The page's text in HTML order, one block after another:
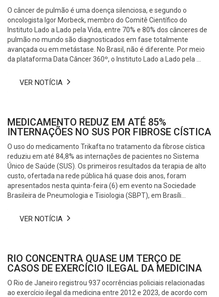
O câncer de pulmão é uma doença silenciosa, e segundo o
oncologista Igor Morbeck, membro do Comitê Científico do
Instituto Lado a Lado pela Vida, entre 70% e 80% dos cânceres de
pulmão no mundo são diagnosticados em fase totalmente
avançada ou em metástase. No Brasil, não é diferente. Por meio
da plataforma Data Câncer 360º, o Instituto Lado a Lado pela ...
VER NOTÍCIA
MEDICAMENTO REDUZ EM ATÉ 85%
INTERNAÇÕES NO SUS POR FIBROSE CÍSTICA
O uso do medicamento Trikafta no tratamento da fibrose cística
reduziu em até 84,8% as internações de pacientes no Sistema
Único de Saúde (SUS). Os primeiros resultados da terapia de alto
custo, ofertada na rede pública há quase dois anos, foram
apresentados nesta quinta-feira (6) em evento na Sociedade
Brasileira de Pneumologia e Tisiologia (SBPT), em Brasíli...
VER NOTÍCIA
RIO CONCENTRA QUASE UM TERÇO DE
CASOS DE EXERCÍCIO ILEGAL DA MEDICINA
O Rio de Janeiro registrou 937 ocorrências policiais relacionadas
ao exercício ilegal da medicina entre 2012 e 2023, de acordo com